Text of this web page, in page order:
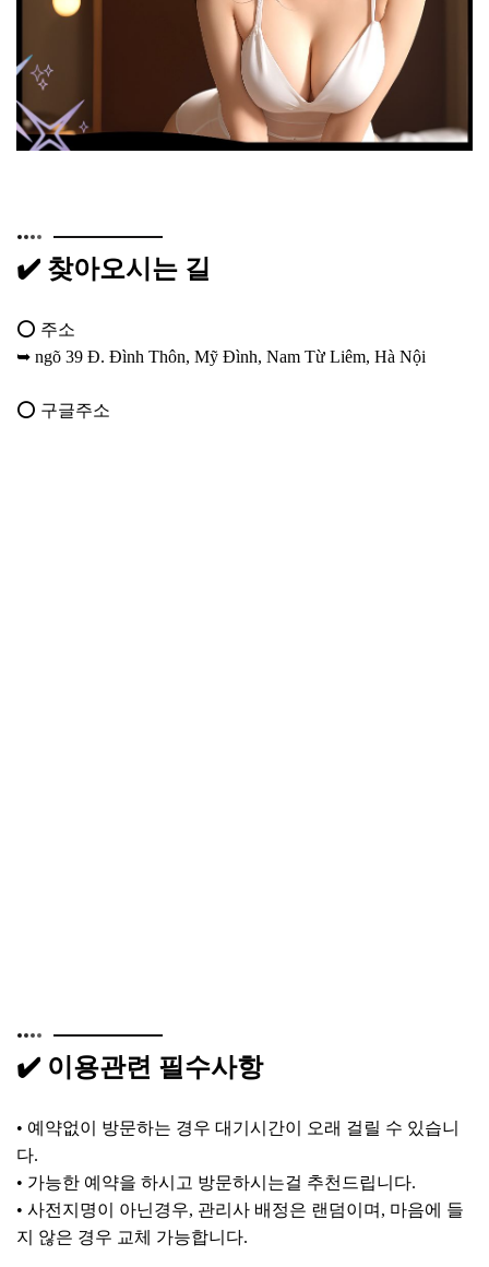
✔️ 찾아오시는 길
⭕ 주소
➥ ngõ 39 Đ. Đình Thôn, Mỹ Đình, Nam Từ Liêm, Hà Nội
⭕ 구글주소
✔️ 이용관련 필수사항
• 예약없이 방문하는 경우 대기시간이 오래 걸릴 수 있습니
다.
• 가능한 예약을 하시고 방문하시는걸 추천드립니다.
• 사전지명이 아닌경우, 관리사 배정은 랜덤이며, 마음에 들
지 않은 경우 교체 가능합니다.